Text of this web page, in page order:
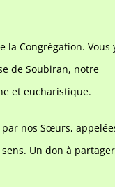
la Congrégation. Vous
de Soubiran, notre
et eucharistique.
nos Sœurs,
Un don à